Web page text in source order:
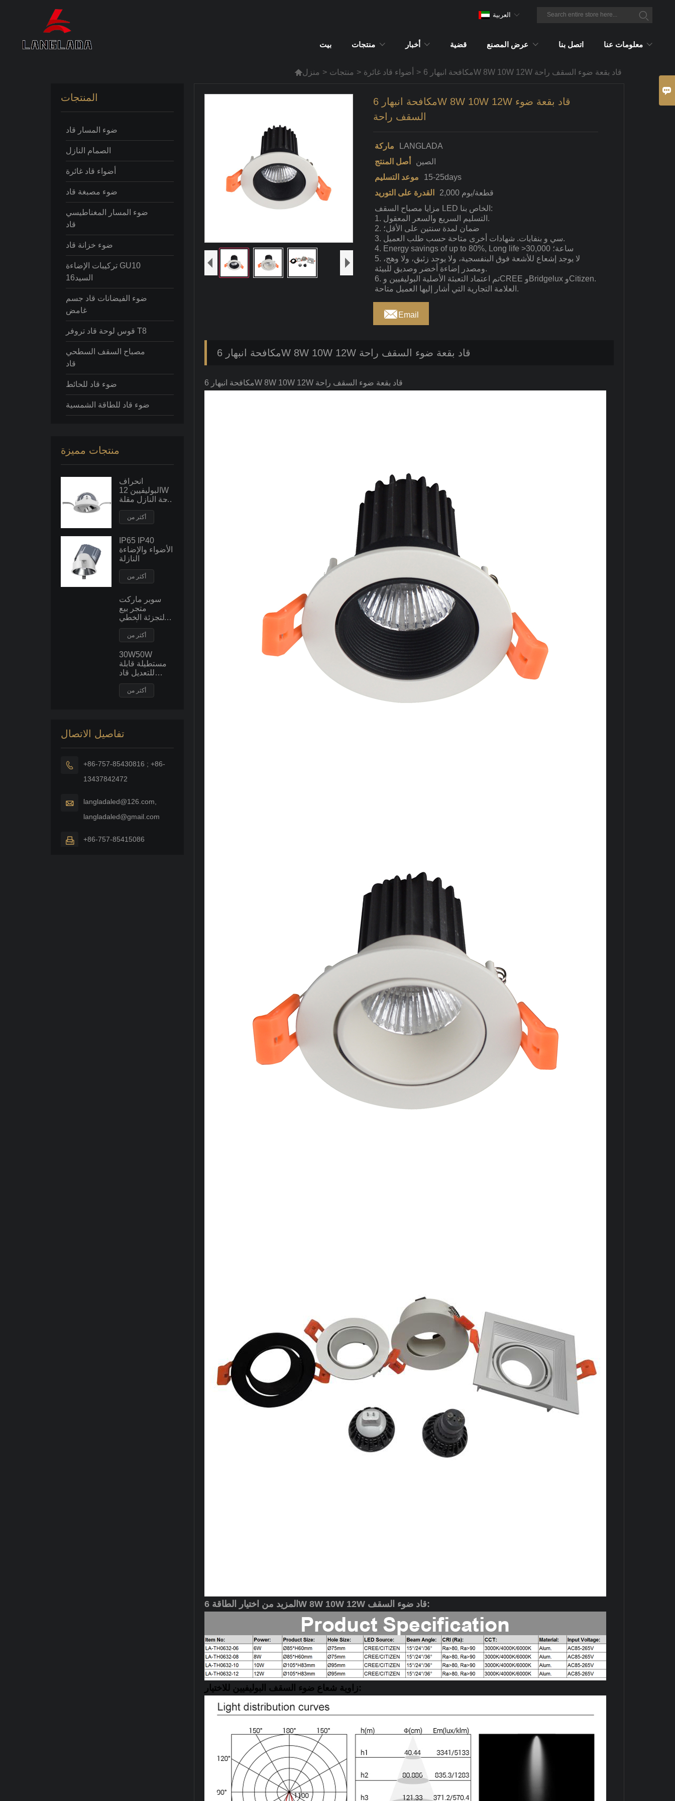
بيت منتجات أخبار قضية عرض المصنع اتصل بنا معلومات عنا
العربية
منزل > منتجات > أضواء قاد غائرة > مكافحة انبهار 6W 8W 10W 12W قاد بقعة ضوء السقف راحة
المنتجات
ضوء المسار قاد
الصمام النازل
أضواء قاد غائرة
ضوء مصبغة قاد
ضوء المسار المغناطيسي
قاد
ضوء خزانة قاد
تركيبات الإضاءة GU10
السيد16
ضوء الفيضانات قاد جسم
غامض
قوس لوحة قاد تروفر T8
مصباح السقف السطحي
قاد
ضوء قاد للحائط
ضوء قاد للطاقة الشمسية
منتجات مميزة
انحراف
البوليفيين 12W
راحة النازل مقلة
العين
أكثر من
IP65 IP40
الأضواء والإضاءة
النازلة
أكثر من
سوبر ماركت
متجر بيع
بالتجزئة الخطي
قلادة الأضواء
أكثر من
30W50W
مستطيلة قابلة
للتعديل قاد
النازل قوة كبيرة
راحة السقف
بقعة ضوء
أكثر من
تفاصيل الاتصال

+86-757-85430816 ; +86-
13437842472

langladaled@126.com,
langladaled@gmail.com
 +86-757-85415086
مكافحة انبهار 6W 8W 10W 12W قاد بقعة ضوء
السقف راحة
ماركة
LANGLADA
أصل المنتج
الصين
موعد التسليم
15-25days
القدرة على التوريد
2,000 قطعة/يوم
مزايا مصباح السقف LED الخاص بنا:
1. التسليم السريع والسعر المعقول.
2. ضمان لمدة سنتين على الأقل؛
3. سي و بنفايات. شهادات أخرى متاحة حسب طلب العميل.
4. Energy savings of up to 80%, Long life >30,000 ساعة؛
5. لا يوجد إشعاع للأشعة فوق البنفسجية، ولا يوجد زئبق، ولا وهج،
ومصدر إضاءة أخضر وصديق للبيئة.
6. تم اعتماد التعبئة الأصلية البوليفيين وCREE وBridgelux وCitizen.
العلامة التجارية التي أشار إليها العميل متاحة.
 Email
مكافحة انبهار 6W 8W 10W 12W قاد بقعة ضوء السقف راحة
مكافحة انبهار 6W 8W 10W 12W قاد بقعة ضوء السقف راحة
المزيد من اختيار الطاقة 6W 8W 10W 12W قاد ضوء السقف:
زاوية شعاع ضوء السقف البوليفيين للاختيار:
